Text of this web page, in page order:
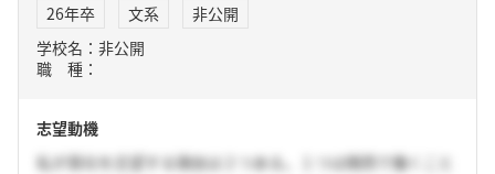
26年卒 文系
非公開
学校名：非公開
職 種：
志望動機
私が貴社を志望する理由は２つある。１つは関西で働くこと